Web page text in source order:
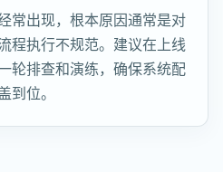
常出现，根本原因通常是对
程执行不规范。建议在上线
轮排查和演练，确保系统配
到位。